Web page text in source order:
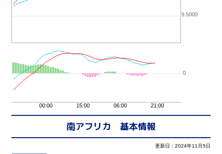
南アフリカ 基本情報
更新日：2024年11月5日